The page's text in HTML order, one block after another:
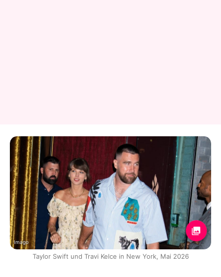
Imago
Taylor Swift und Travi Kelce in New York, Mai 2026